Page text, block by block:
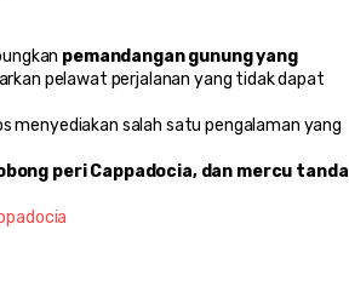
pemandangan gunung yang
pelawat perjalanan yang tidak dapat
menyediakan salah satu pengalaman yang
peri Cappadocia, dan mercu tanda